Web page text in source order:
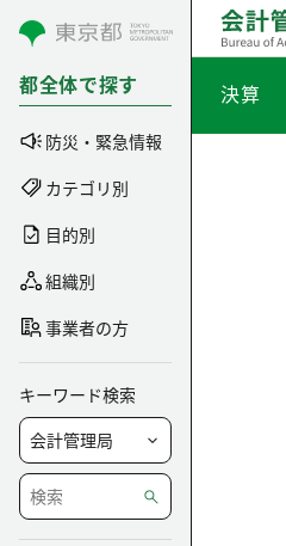
コンテンツにスキップ
都全体で探す
防災・緊急情報
カテゴリ別
目的別
組織別
事業者の方
キーワード検索
決算